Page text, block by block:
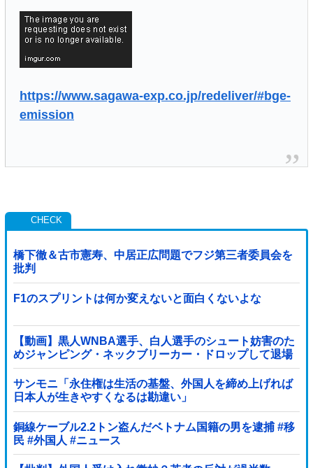
https://www.sagawa-exp.co.jp/redeliver/#bge-
emission
橋下徹＆古市憲寿、中居正広問題でフジ第三者委員会を
批判
F1のスプリントは何か変えないと面白くないよな
【動画】黒人WNBA選手、白人選手のシュート妨害のた
めジャンピング・ネックブリーカー・ドロップして退場
処分→ロッカールームから「白人特権」と投稿...
サンモニ「永住権は生活の基盤、外国人を締め上げれば
日本人が生きやすくなるは勘違い」
銅線ケーブル2.2トン盗んだベトナム国籍の男を逮捕 #移
民 #外国人 #ニュース